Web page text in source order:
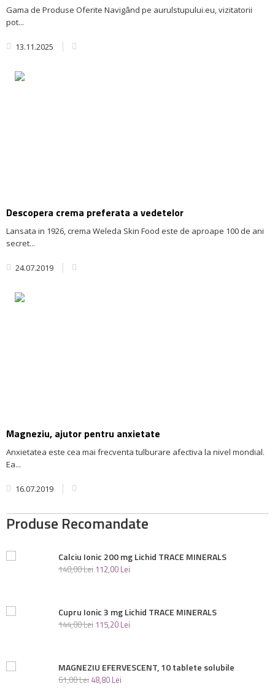
Gama de Produse Oferite Navigând pe aurulstupului.eu, vizitatorii
pot...
13.11.2025
Descopera crema preferata a vedetelor
Lansata in 1926, crema Weleda Skin Food este de aproape 100 de ani
secret...
24.07.2019
Magneziu, ajutor pentru anxietate
Anxietatea este cea mai frecventa tulburare afectiva la nivel mondial.
Ea...
16.07.2019
Produse Recomandate
Calciu Ionic 200 mg Lichid TRACE MINERALS
140,00Lei 112,00 Lei
Cupru Ionic 3 mg Lichid TRACE MINERALS
144,00Lei 115,20 Lei
MAGNEZIU EFERVESCENT, 10 tablete solubile
61,00Lei 48,80 Lei